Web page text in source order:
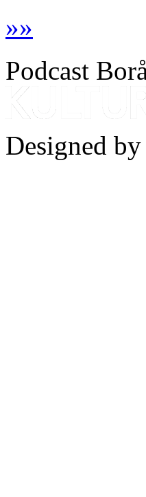
»»
Podcast
Designed by